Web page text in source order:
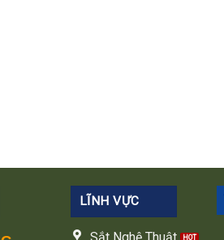
LĨNH VỰC
Sắt Nghệ Thuật